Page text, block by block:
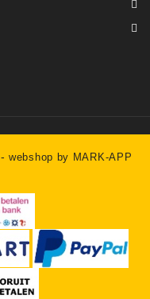
-webshop by MARK-APP